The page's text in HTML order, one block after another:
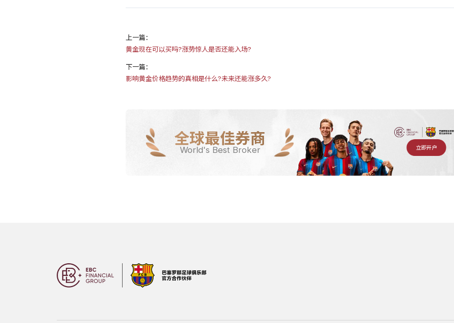
上一篇：
黄金现在可以买吗?涨势惊人是否还能入场?
下一篇：
影响黄金价格趋势的真相是什么?未来还能涨多久?
全球最佳券商
World's Best Broker 立即开户